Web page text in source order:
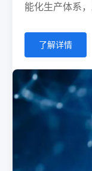
能化生产体系
了解详情